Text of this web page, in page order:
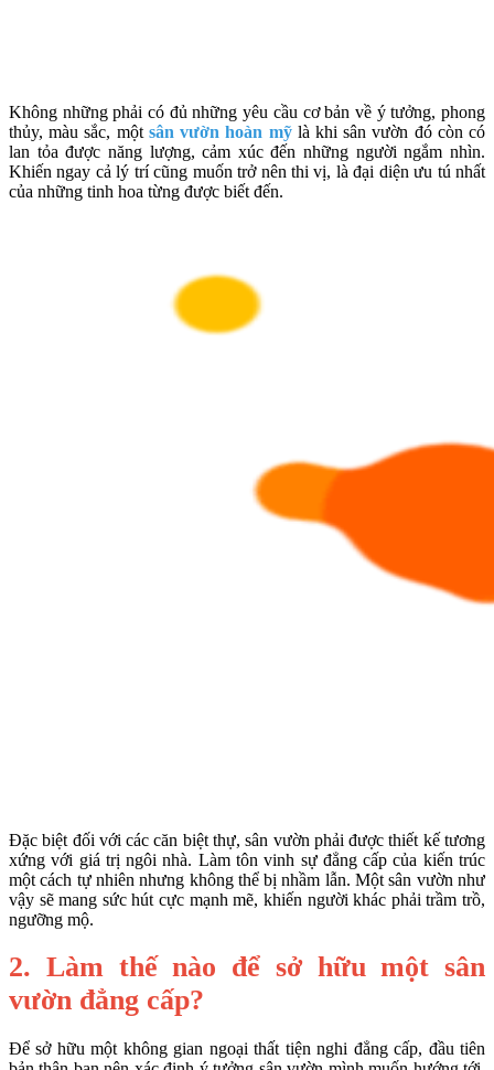
Không những phải có đủ những yêu cầu cơ bản về ý tưởng, phong
thủy, màu sắc, mộtsân vườn hoàn mỹ là khi sân vườn đó còn có
lan tỏa được năng lượng, cảm xúc đến những người ngắm nhìn.
Khiến ngay cả lý trí cũng muốn trở nên thi vị, là đại diện ưu tú nhất
của những tinh hoa từng được biết đến.
Đặc biệt đối với các căn biệt thự, sân vườn phải được thiết kế tương
xứng với giá trị ngôi nhà. Làm tôn vinh sự đẳng cấp của kiến trúc
một cách tự nhiên nhưng không thể bị nhầm lẫn. Một sân vườn như
vậy sẽ mang sức hút cực mạnh mẽ, khiến người khác phải trầm trồ,
ngưỡng mộ.
2. Làm thế nào để sở hữu một sân
vườn đẳng cấp?
Để sở hữu một không gian ngoại thất tiện nghi đẳng cấp, đầu tiên